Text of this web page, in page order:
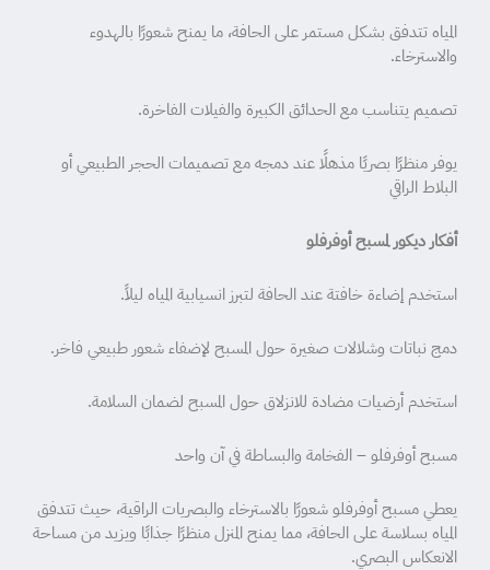
المياه تتدفق بشكل مستمر على الحافة، ما يمنح شعورًا بالهدوء
والاسترخاء.
تصميم يتناسب مع الحدائق الكبيرة والفيلات الفاخرة.
يوفر منظرًا بصريًا مذهلًا عند دمجه مع تصميمات الحجر الطبيعي أو
البلاط الراقي
أفكار ديكور لمسبح أوفرفلو
استخدم إضاءة خافتة عند الحافة لتبرز انسيابية المياه ليلاً.
دمج نباتات وشلالات صغيرة حول المسبح لإضفاء شعور طبيعي فاخر.
استخدم أرضيات مضادة للانزلاق حول المسبح لضمان السلامة.
مسبح أوفرفلو – الفخامة والبساطة في آن واحد
يعطي مسبح أوفرفلو شعورًا بالاسترخاء والبصريات الراقية، حيث تتدفق
المياه بسلاسة على الحافة، مما يمنح المنزل منظرًا جذابًا ويزيد من مساحة
الانعكاس البصري.